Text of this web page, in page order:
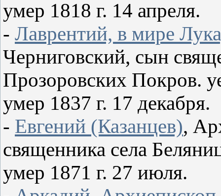
умер 1818 г. 14 апреля.
- Лаврентий, в мире
Черниговский, сын
Прозоровских Покров.
умер 1837 г. 17 декабря.
- Евгений (Казанцев),
священника села
умер 1871 г. 27 июля.